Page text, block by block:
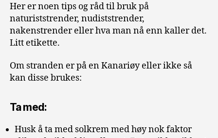
Her er noen tips og råd til bruk på
naturiststrender, nudiststrender,
nakenstrender eller hva man nå enn kaller det.
Litt etikette.
Om stranden er på en Kanariøy eller ikke så
kan disse brukes:
Ta med:
Husk å ta med solkrem med høy nok faktor